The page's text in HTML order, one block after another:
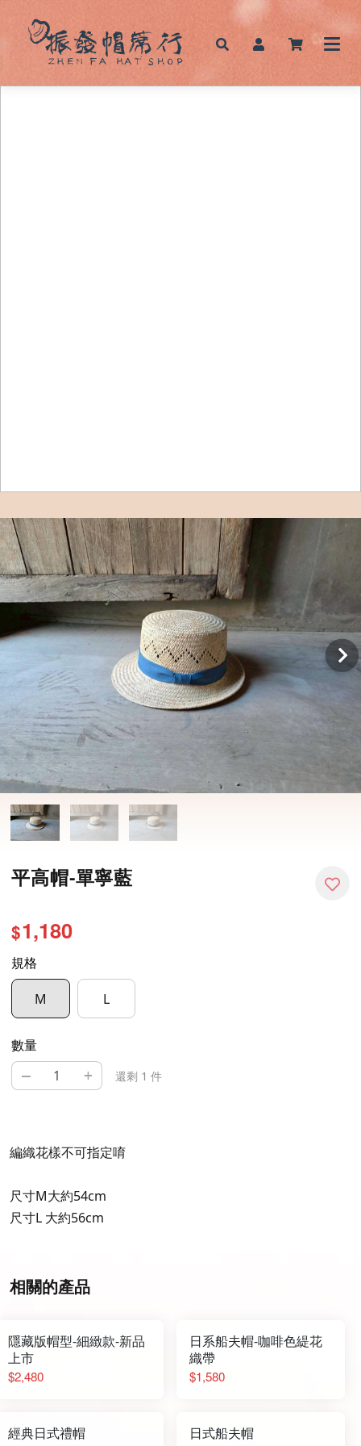
平高帽-單寧藍
$1,180
規格
M L
數量
– + 還剩 1 件
編織花樣不可指定唷
尺寸M大約54cm
尺寸L 大約56cm
相關的產品
隱藏版帽型-細緻款-新品
上市
$2,480
日系船夫帽-咖啡色緹花
織帶
$1,580
經典日式禮帽 日式船夫帽